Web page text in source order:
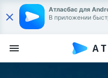
Атласбас для
В приложении